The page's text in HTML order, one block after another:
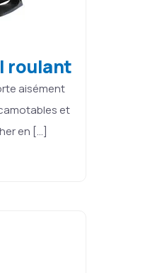
roulant
aisément
et
en […]